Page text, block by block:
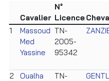
Cavalier
N°
Licence
1
Massoud
Med
Yassine
TN-
2005-
95342
2
Oualha
TN-